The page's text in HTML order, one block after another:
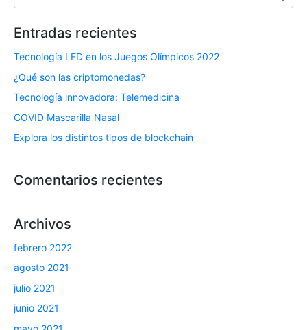
Entradas recientes
Tecnología LED en los Juegos Olímpicos 2022
¿Qué son las criptomonedas?
Tecnología innovadora: Telemedicina
COVID Mascarilla Nasal
Explora los distintos tipos de blockchain
Comentarios recientes
Archivos
febrero 2022
agosto 2021
julio 2021
junio 2021